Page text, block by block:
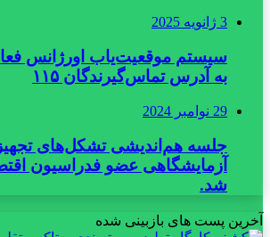
3 ژانویه 2025
سیستم موقعیت‌یاب اورژانس
به آدرس تماس‌گیرندگان ۱۱۵
29 نوامبر 2024
جلسه هم‌اندیشی تشکل‌های
آزمایشگاهی عضو فدراسیون
شد.
آخرین پست های بازبینی شده